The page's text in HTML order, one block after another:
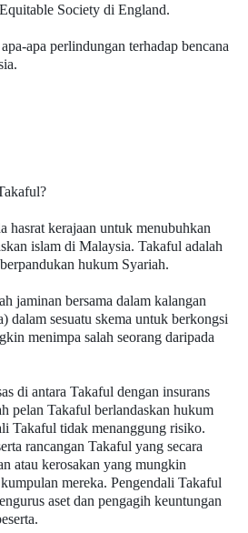
Society di England.
apa perlindungan terhadap bencana
hasrat kerajaan untuk menubuhkan
islam di Malaysia. Takaful adalah
hukum Syariah.
jaminan bersama dalam kalangan
dalam sesuatu skema untuk berkongsi
menimpa salah seorang daripada
di antara Takaful dengan insurans
pelan Takaful berlandaskan hukum
Takaful tidak menanggung risiko.
rancangan Takaful yang secara
atau kerosakan yang mungkin
mereka. Pengendali Takaful
aset dan pengagih keuntungan